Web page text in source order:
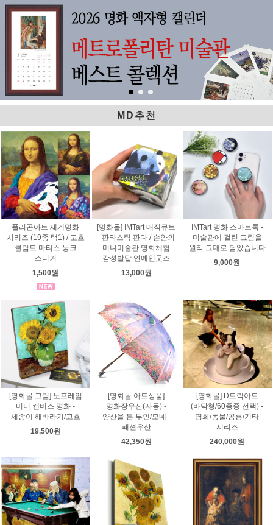
MD추천
폴리곤아트 세계명화
시리즈 (19종 택1) / 고흐
클림트 마티스 뭉크
스티커
1,500원
[명화몰] IMTart 매직큐브
- 판타스틱 판다 / 손안의
미니미술관 명화체험
감성발달 연예인굿즈
13,000원
IMTart 명화 스마트톡 -
미술관에 걸린 그림을
원작 그대로 담았습니다
9,000원
[명화몰 그림] 노프레임
미니 캔버스 명화 -
세송이 해바라기/고흐
19,500원
[명화몰 아트상품]
명화장우산(자동) -
양산을 든 부인/모네 -
패션우산
42,350원
[명화몰] D트릭아트
(바닥형/60종중 선택) -
명화/동물/공룡/기타
시리즈
240,000원